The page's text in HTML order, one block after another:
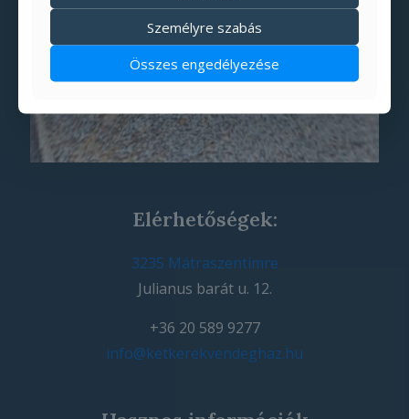
Elérhetőségek:
3235 Mátraszentimre
Julianus barát u. 12.
+36 20 589 9277
info@ketkerekvendeghaz.hu
Személyre szabás
Összes engedélyezése